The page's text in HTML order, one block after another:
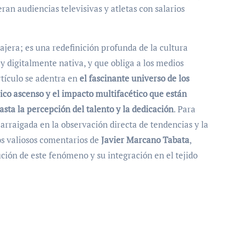
audiencias televisivas y atletas con salarios
es una redefinición profunda de la cultura
digitalmente nativa, y que obliga a los medios
se adentra enel fascinante universo de los
ascenso y el impacto multifacético que están
la percepción del talento y la dedicación. Para
en la observación directa de tendencias y la
valiosos comentarios de Javier Marcano Tabata,
de este fenómeno y su integración en el tejido